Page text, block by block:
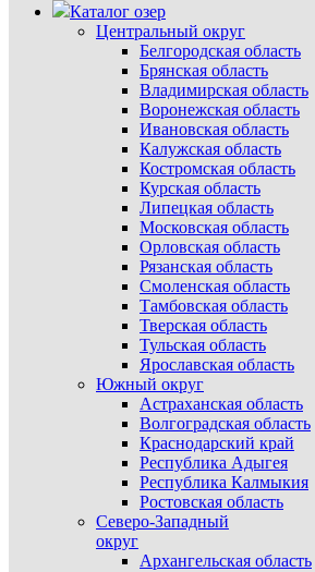
Каталог озер
Центральный округ
Белгородская область
Брянская область
Владимирская область
Воронежская область
Ивановская область
Калужская область
Костромская область
Курская область
Липецкая область
Московская область
Орловская область
Рязанская область
Смоленская область
Тамбовская область
Тверская область
Тульская область
Ярославская область
Южный округ
Астраханская область
Волгоградская область
Краснодарский край
Республика Адыгея
Республика Калмыкия
Ростовская область
Северо-Западный
округ
Архангельская область